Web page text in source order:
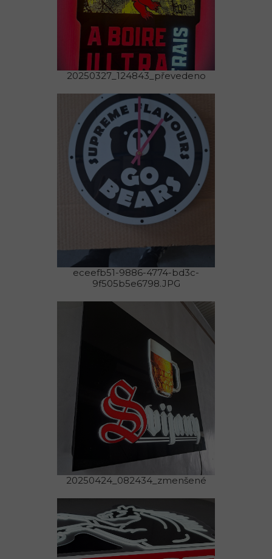
20250327_124843_převedeno
eceefb51-9886-4774-bd3c-
9f505b5e6798.JPG
20250424_082434_zmenšené